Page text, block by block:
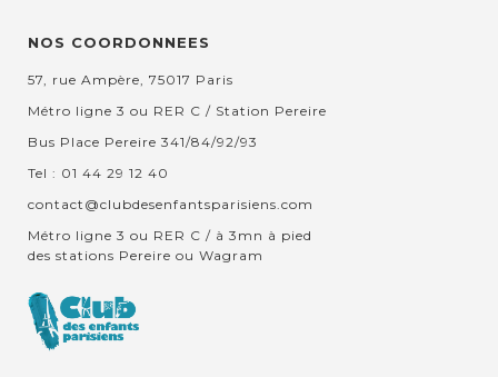
NOS COORDONNEES
57, rue Ampère, 75017 Paris
Métro ligne 3 ou RER C / Station Pereire
Bus Place Pereire 341/84/92/93
Tel : 01 44 29 12 40
contact@clubdesenfantsparisiens.com
Métro ligne 3 ou RER C / à 3mn à pied
des stations Pereire ou Wagram